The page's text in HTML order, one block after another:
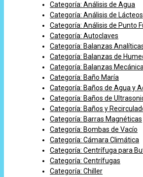
Categoría: Análisis de Agua
Categoría: Análisis de Lácteos
Categoría: Análisis de Punto
Categoría: Autoclaves
Categoría: Balanzas
Categoría: Balanzas de
Categoría: Balanzas
Categoría: Baño María
Categoría: Baños de Agua y
Categoría: Baños de
Categoría: Baños y
Categoría: Barras Magnéticas
Categoría: Bombas de Vacío
Categoría: Cámara Climática
Categoría: Centrífuga para
Categoría: Centrífugas
Categoría: Chiller